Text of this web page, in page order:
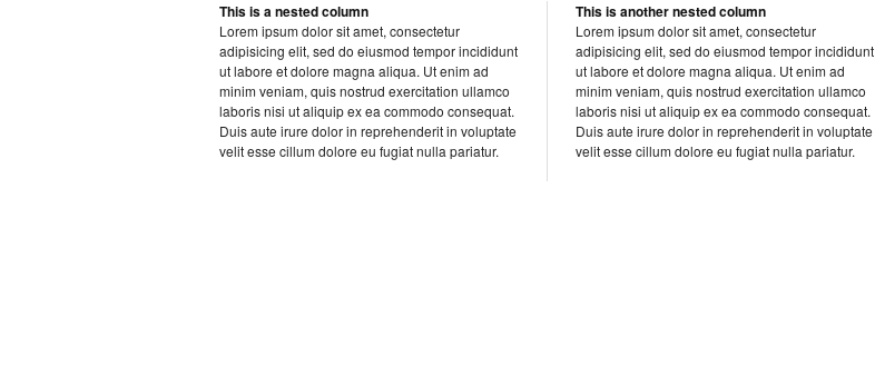
This is a nested column
Lorem ipsum dolor sit amet, consectetur
adipisicing elit, sed do eiusmod tempor incididunt
ut labore et dolore magna aliqua. Ut enim ad
minim veniam, quis nostrud exercitation ullamco
laboris nisi ut aliquip ex ea commodo consequat.
Duis aute irure dolor in reprehenderit in voluptate
velit esse cillum dolore eu fugiat nulla pariatur.
This is another nested column
Lorem ipsum dolor sit amet, consectetur
adipisicing elit, sed do eiusmod tempor incididunt
ut labore et dolore magna aliqua. Ut enim ad
minim veniam, quis nostrud exercitation ullamco
laboris nisi ut aliquip ex ea commodo consequat.
Duis aute irure dolor in reprehenderit in voluptate
velit esse cillum dolore eu fugiat nulla pariatur.